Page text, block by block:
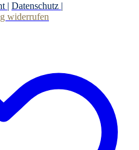
| Datenschutz |
widerrufen